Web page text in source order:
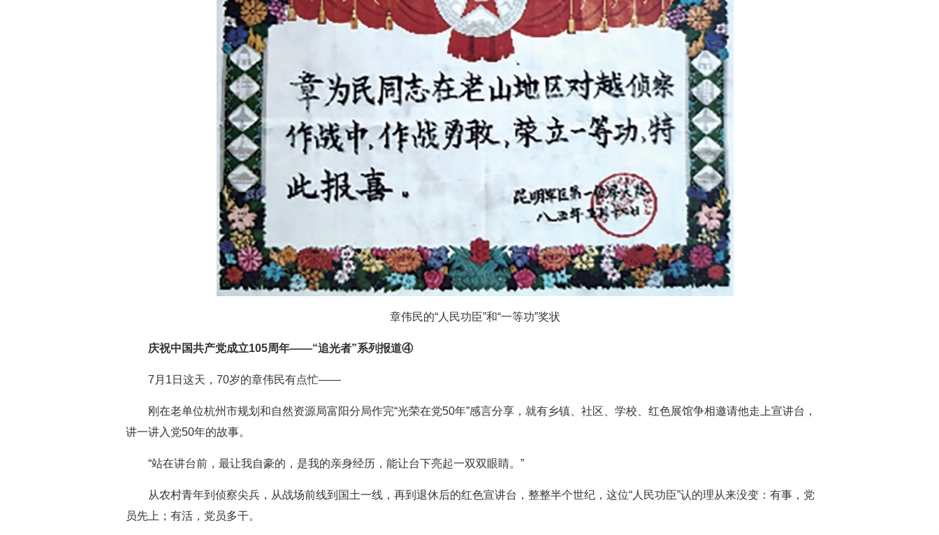
章伟民的“人民功臣”和“一等功”奖状
庆祝中国共产党成立105周年——“追光者”系列报道④
7月1日这天，70岁的章伟民有点忙——
刚在老单位杭州市规划和自然资源局富阳分局作完“光荣在党50年”感言分享，就有乡镇、社区、学校、红色展馆争相邀请他走上宣讲台，
讲一讲入党50年的故事。
“站在讲台前，最让我自豪的，是我的亲身经历，能让台下亮起一双双眼睛。”
从农村青年到侦察尖兵，从战场前线到国土一线，再到退休后的红色宣讲台，整整半个世纪，这位“人民功臣”认的理从来没变：有事，党
员先上；有活，党员多干。